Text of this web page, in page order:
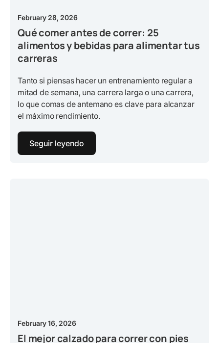
February 28, 2026
Qué comer antes de correr: 25
alimentos y bebidas para alimentar tus
carreras
Tanto si piensas hacer un entrenamiento regular a
mitad de semana, una carrera larga o una carrera,
lo que comas de antemano es clave para alcanzar
el máximo rendimiento.
Seguir leyendo
February 16, 2026
El mejor calzado para correr con pies